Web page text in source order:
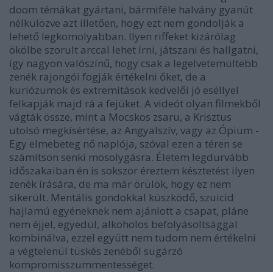
doom témákat gyártani, bármiféle halvány gyanút
nélkülözve azt illetően, hogy ezt nem gondolják a
lehető legkomolyabban. Ilyen riffeket kizárólag
ökölbe szorult arccal lehet írni, játszani és hallgatni,
így nagyon valószínű, hogy csak a legelvetemültebb
zenék rajongói fogják értékelni őket, de a
kuriózumok és extremitások kedvelői jó eséllyel
felkapják majd rá a fejüket. A videót olyan filmekből
vágták össze, mint a Mocskos zsaru, a Krisztus
utolsó megkísértése, az Angyalszív, vagy az Ópium -
Egy elmebeteg nő naplója, szóval ezen a téren se
számítson senki mosolygásra. Életem legdurvább
időszakaiban én is sokszor éreztem késztetést ilyen
zenék írására, de ma már örülök, hogy ez nem
sikerült. Mentális gondokkal küszködő, szuicid
hajlamú egyéneknek nem ajánlott a csapat, pláne
nem éjjel, egyedül, alkoholos befolyásoltsággal
kombinálva, ezzel együtt nem tudom nem értékelni
a végtelenül tüskés zenéből sugárzó
kompromisszummentességet.